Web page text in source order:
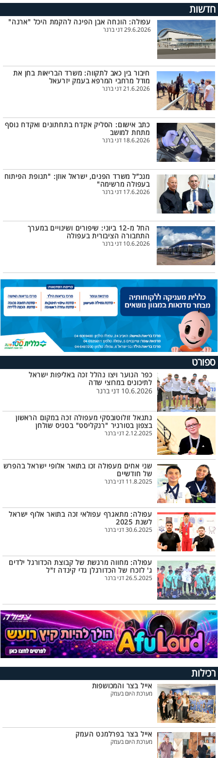
חדשות
עפולה: הונחה אבן הפינה להקמת היכל "ארנה"
29.6.2026 דני ברנר
חיבור בין כאב לתקווה: משרד הבריאות בחן את
מודל מרחבי המרפא בעמק יזרעאל
21.6.2026 דני ברנר
כתב אישום: הסליק אקדח בתחתונים ואקדח נוסף
מתחת למושב
18.6.2026 דני ברנר
מנכ”ל משרד הפנים, ישראל אוזן: "תנופת הפיתוח
בעפולה מרשימה"
17.6.2026 דני ברנר
החל מ-12 ביוני: שיפורים ושינויים במערך
התחבורה הציבורית בעפולה
10.6.2026 דני ברנר
ספורט
כפר הנוער ויצו נהלל זכה באליפות ישראל
לתיכונים במרוצי שדה
10.6.2026 דני ברנר
נתנאל זולוטובסקי מעפולה זכה במקום הראשון
בצפון בטורניר "רנקליסט" בטניס שולחן
2.12.2025 דני ברנר
שני אחים מעפולה זכו בתואר אלופי ישראל בהפרש
של חודשיים
11.8.2025 דני ברנר
עפולה: מתאגרף עפולאי זכה בתואר אלוף ישראל
לשנת 2025
30.6.2025 דני ברנר
עפולה: מחווה מרגשת של קבוצת הכדורגל ילדים
ג' לזכרו של הכדורגלן גדי קינדה ז"ל
26.5.2025 דני ברנר
רכילות
אייל בצר והמכושפות
מערכת היום בעמק
אייל בצר בפרלמנט העמק
מערכת היום בעמק